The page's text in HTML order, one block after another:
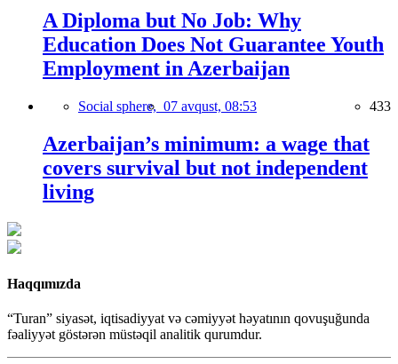
A Diploma but No Job: Why
Education Does Not Guarantee Youth
Employment in Azerbaijan
Social sphere, 07 avqust, 08:53 433
Azerbaijan’s minimum: a wage that
covers survival but not independent
living
Haqqımızda
“Turan” siyasət, iqtisadiyyat və cəmiyyət həyatının qovuşuğunda
fəaliyyət göstərən müstəqil analitik qurumdur.